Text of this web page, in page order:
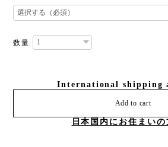
数量
International shipping
Add to cart
日本国内にお住まいの